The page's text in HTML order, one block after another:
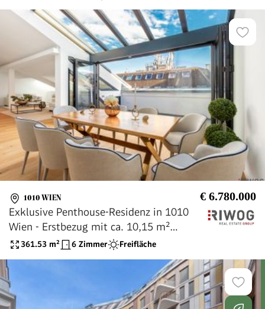
1010 WIEN € 6.780.000
Exklusive Penthouse-Residenz in 1010
Wien - Erstbezug mit ca. 10,15 m²
Terrasse auf Wohnebene, 5 Zimmer, ca.
361.53 m² 6 Zimmer Freifläche